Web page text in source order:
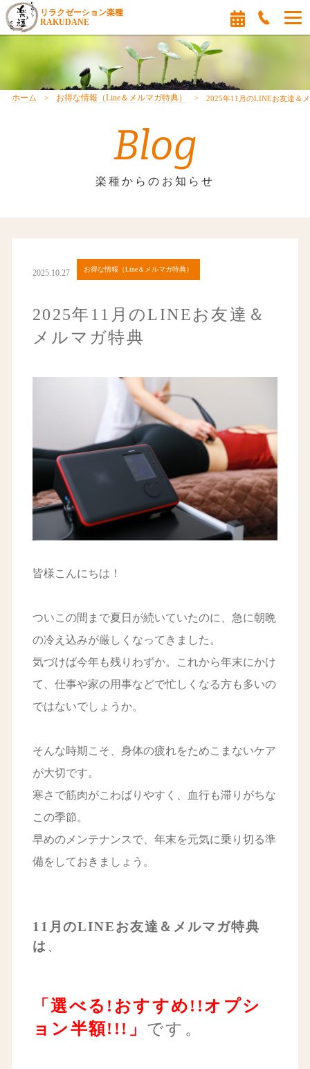
リラクゼーション楽種
RAKUDANE
ホーム お得な情報（Line＆メルマガ特典） 2025年11月のLINEお友達＆
Blog
楽種からのお知らせ
2025.10.27 お得な情報（Line＆メルマガ特典）
2025年11月のLINEお友達＆
メルマガ特典
皆様こんにちは！
ついこの間まで夏日が続いていたのに、急に朝晩
の冷え込みが厳しくなってきました。
気づけば今年も残りわずか。これから年末にかけ
て、仕事や家の用事などで忙しくなる方も多いの
ではないでしょうか。
そんな時期こそ、身体の疲れをためこまないケア
が大切です。
寒さで筋肉がこわばりやすく、血行も滞りがちな
この季節。
早めのメンテナンスで、年末を元気に乗り切る準
備をしておきましょう。
11月のLINEお友達＆メルマガ特典
は、
「選べる!おすすめ!!オプシ
ョン半額!!!」 です。